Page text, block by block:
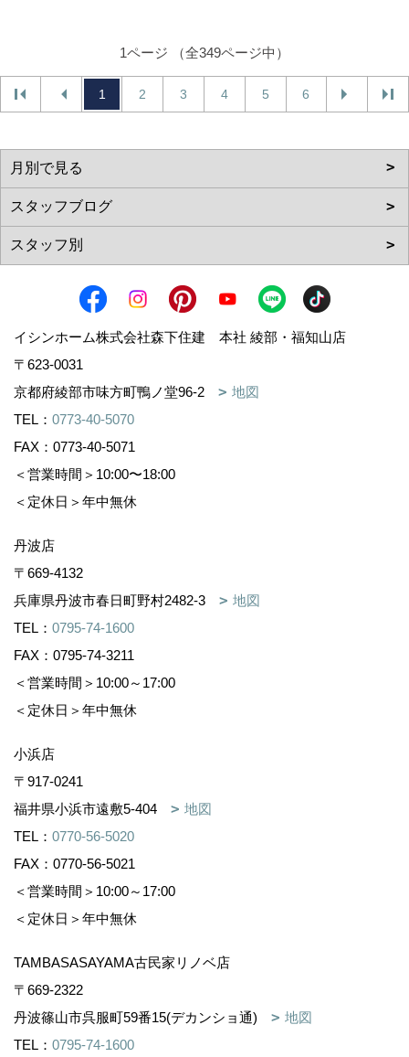
1ページ （全349ページ中）
1 2 3 4 5 6
イシンホーム株式会社森下住建 本社 綾部・福知山店
〒623-0031
京都府綾部市味方町鴨ノ堂96-2
地図
TEL： 0773-40-5070
FAX：0773-40-5071
＜営業時間＞10:00〜18:00
＜定休日＞年中無休
丹波店
〒669-4132
兵庫県丹波市春日町野村2482-3
地図
TEL： 0795-74-1600
FAX：0795-74-3211
＜営業時間＞10:00～17:00
＜定休日＞年中無休
小浜店
〒917-0241
福井県小浜市遠敷5-404
地図
TEL： 0770-56-5020
FAX：0770-56-5021
＜営業時間＞10:00～17:00
＜定休日＞年中無休
TAMBASASAYAMA古民家リノベ店
〒669-2322
丹波篠山市呉服町59番15(デカンショ通)
地図
TEL： 0795-74-1600